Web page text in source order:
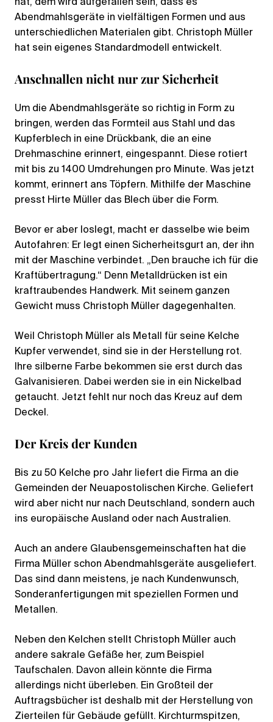
hat, dem wird aufgefallen sein, dass es
Abendmahlsgeräte in vielfältigen Formen und aus
unterschiedlichen Materialen gibt. Christoph Müller
hat sein eigenes Standardmodell entwickelt.
Anschnallen nicht nur zur Sicherheit
Um die Abendmahlsgeräte so richtig in Form zu
bringen, werden das Formteil aus Stahl und das
Kupferblech in eine Drückbank, die an eine
Drehmaschine erinnert, eingespannt. Diese rotiert
mit bis zu 1400 Umdrehungen pro Minute. Was jetzt
kommt, erinnert ans Töpfern. Mithilfe der Maschine
presst Hirte Müller das Blech über die Form.
Bevor er aber loslegt, macht er dasselbe wie beim
Autofahren: Er legt einen Sicherheitsgurt an, der ihn
mit der Maschine verbindet. „Den brauche ich für die
Kraftübertragung.“ Denn Metalldrücken ist ein
kraftraubendes Handwerk. Mit seinem ganzen
Gewicht muss Christoph Müller dagegenhalten.
Weil Christoph Müller als Metall für seine Kelche
Kupfer verwendet, sind sie in der Herstellung rot.
Ihre silberne Farbe bekommen sie erst durch das
Galvanisieren. Dabei werden sie in ein Nickelbad
getaucht. Jetzt fehlt nur noch das Kreuz auf dem
Deckel.
Der Kreis der Kunden
Bis zu 50 Kelche pro Jahr liefert die Firma an die
Gemeinden der Neuapostolischen Kirche. Geliefert
wird aber nicht nur nach Deutschland, sondern auch
ins europäische Ausland oder nach Australien.
Auch an andere Glaubensgemeinschaften hat die
Firma Müller schon Abendmahlsgeräte ausgeliefert.
Das sind dann meistens, je nach Kundenwunsch,
Sonderanfertigungen mit speziellen Formen und
Metallen.
Neben den Kelchen stellt Christoph Müller auch
andere sakrale Gefäße her, zum Beispiel
Taufschalen. Davon allein könnte die Firma
allerdings nicht überleben. Ein Großteil der
Auftragsbücher ist deshalb mit der Herstellung von
Zierteilen für Gebäude gefüllt. Kirchturmspitzen,